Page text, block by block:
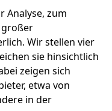
Analyse, zum
Wir stellen vier
sie hinsichtlich
zeigen sich
etwa von
in der